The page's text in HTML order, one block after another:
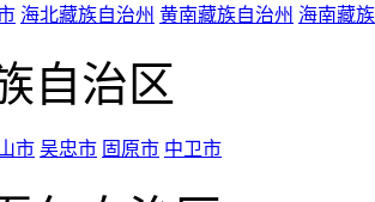
海北藏族自治州 黄南藏族自治州 海南藏
自治区
市 吴忠市 固原市 中卫市